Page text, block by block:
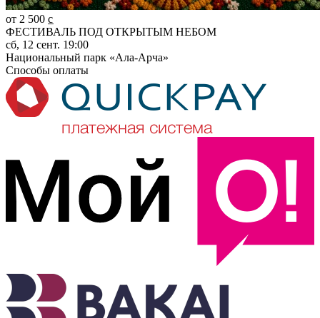
от 2 500 c̲
ФЕСТИВАЛЬ ПОД ОТКРЫТЫМ НЕБОМ
сб, 12 сент. 19:00
Национальный парк «Ала-Арча»
Способы оплаты